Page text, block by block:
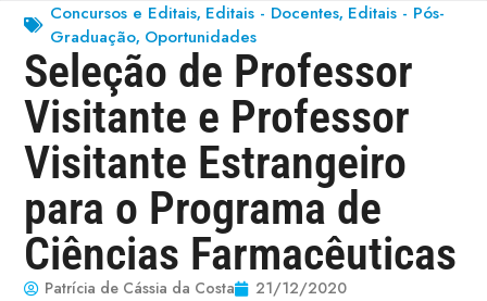
Concursos e Editais, Editais - Docentes, Editais - Pós-
Graduação, Oportunidades
Seleção de Professor
Visitante e Professor
Visitante Estrangeiro
para o Programa de
Ciências Farmacêuticas
Patrícia de Cássia da Costa 21/12/2020